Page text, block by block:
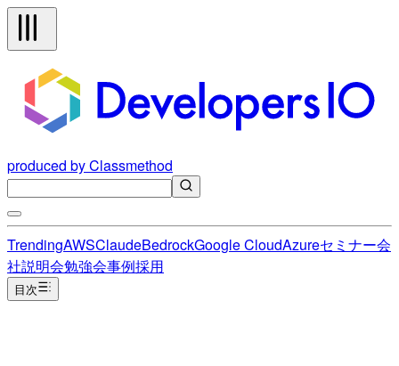
produced by Classmethod
TrendingAWSClaudeBedrockGoogle CloudAzureセミナー会
社説明会勉強会事例採用
目次